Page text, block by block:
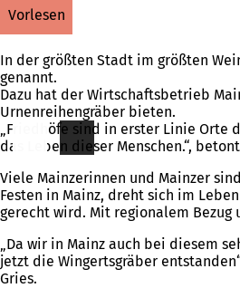
vorlesen
In der größten Stadt im größten
genannt.
Dazu hat der Wirtschaftsbetrieb
Urnenreihengräber bieten.
„Friedhöfe sind in erster Linie Orte
das Leben dieser Menschen.“,
Viele Mainzerinnen und Mainzer
Festen in Mainz, dreht sich im
gerecht wird. Mit regionalem Bezug
„Da wir in Mainz auch bei diesem
jetzt die Wingertsgräber
Gries.